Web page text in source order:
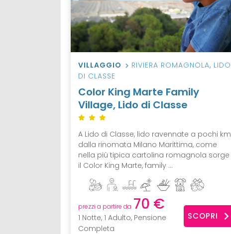
VILLAGGIO RIVIERA ROMAGNOLA, LIDO
DI CLASSE
Color King Marte Family
Village, Lido di Classe
A Lido di Classe, lido ravennate a pochi km
dalla rinomata Milano Marittima, come
nella più tipica cartolina romagnola sorge
il Color King Marte, family ...
prezzi a partire da 70 €
1 Notte, 1 Adulto, Pensione
Completa
SCOPRI